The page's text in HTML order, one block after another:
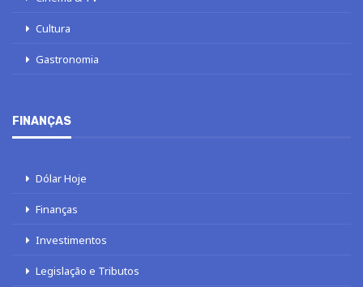
Cultura
Gastronomia
FINANÇAS
Dólar Hoje
Finanças
Investimentos
Legislação e Tributos